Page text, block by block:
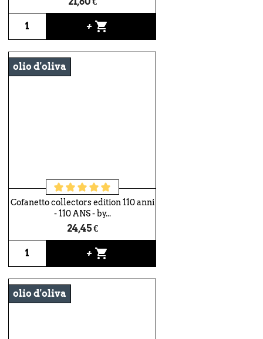
+ shopping_cart
Cofanetto collectors edition 110 anni
- 110 ANS - by...
24,45 €
+ shopping_cart
olio d'oliva
olio d'oliva